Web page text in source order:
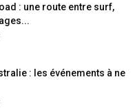
: une route entre surf,
: les événements à ne